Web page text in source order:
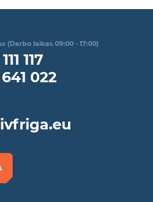
(Darbo laikas 09:00 - 17:00)
117
022